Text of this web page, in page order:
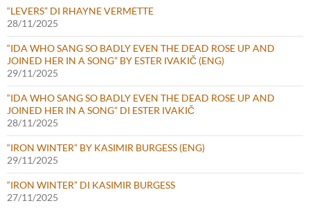
“LEVERS” DI RHAYNE VERMETTE
28/11/2025
“IDA WHO SANG SO BADLY EVEN THE DEAD ROSE UP AND
JOINED HER IN A SONG” BY ESTER IVAKIČ (ENG)
29/11/2025
“IDA WHO SANG SO BADLY EVEN THE DEAD ROSE UP AND
JOINED HER IN A SONG” DI ESTER IVAKIČ
28/11/2025
“IRON WINTER” BY KASIMIR BURGESS (ENG)
29/11/2025
“IRON WINTER” DI KASIMIR BURGESS
27/11/2025